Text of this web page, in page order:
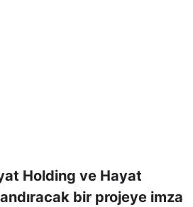
Holding ve Hayat
bir projeye imza